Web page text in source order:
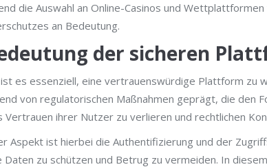
die Auswahl an Online-Casinos und
an Bedeutung.
der sicheren
ist es essenziell, eine vertrauenswürdige Plattform zu
von regulatorischen Maßnahmen geprägt, die den
Vertrauen ihrer Nutzer zu verlieren und rechtlichen
Aspekt ist hierbei die Authentifizierung und der
Daten zu schützen und Betrug zu vermeiden. In